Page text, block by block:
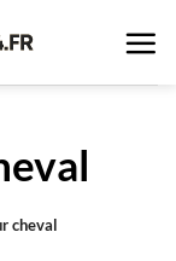
cheval